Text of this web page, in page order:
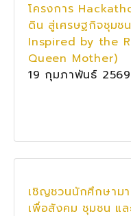
โครงการ
ดิน สู่เศรษฐกิจชุม
Inspired by the
Queen Mother)
19 กุมภาพันธ์ 2569
เชิญชวนนักศึกษาม
เพื่อสังคม ชุมชน แ